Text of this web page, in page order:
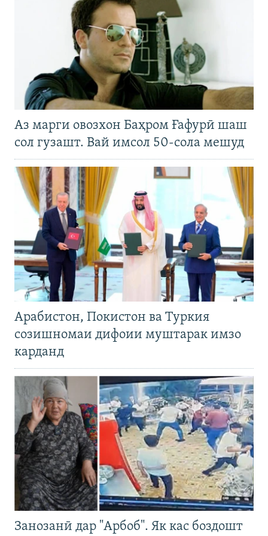
Аз марги овозхон Баҳром Ғафурӣ шаш
сол гузашт. Вай имсол 50-сола мешуд
Арабистон, Покистон ва Туркия
созишномаи дифоии муштарак имзо
карданд
Занозанӣ дар "Арбоб". Як кас боздошт